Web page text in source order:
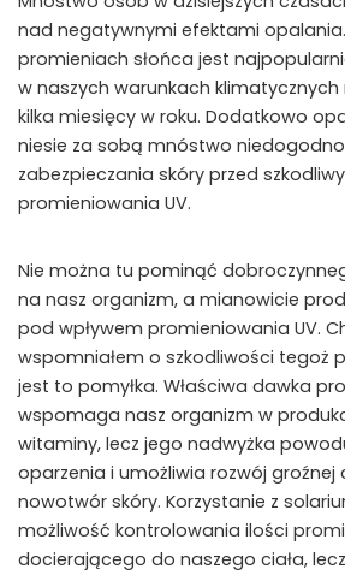
nad negatywnymi efektami
promieniach słońca jest
w naszych warunkach klimatycznych
kilka miesięcy w roku. Dodatkowo
niesie za sobą mnóstwo
zabezpieczania skóry przed
promieniowania UV.
Nie można tu pominąć
na nasz organizm, a mianowicie
pod wpływem promieniowania UV.
wspomniałem o szkodliwości tegoż
jest to pomyłka. Właściwa dawka
wspomaga nasz organizm w
witaminy, lecz jego nadwyżka
oparzenia i umożliwia rozwój groźnej
nowotwór skóry. Korzystanie z
możliwość kontrolowania ilości
docierającego do naszego ciała,